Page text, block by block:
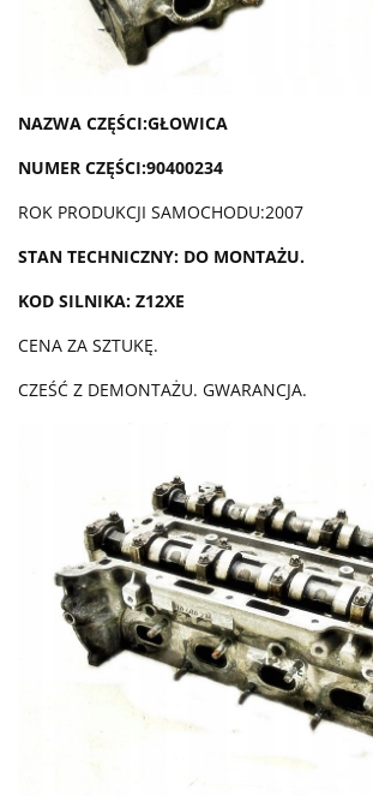
NAZWA CZĘŚCI:GŁOWICA
NUMER CZĘŚCI:90400234
ROK PRODUKCJI SAMOCHODU:2007
STAN TECHNICZNY: DO MONTAŻU.
KOD SILNIKA: Z12XE
CENA ZA SZTUKĘ.
CZEŚĆ Z DEMONTAŻU. GWARANCJA.